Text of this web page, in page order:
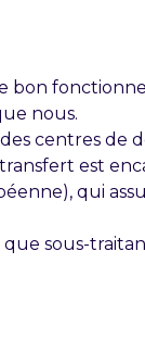
bon
nous.
centres de
est
qui
que sous-